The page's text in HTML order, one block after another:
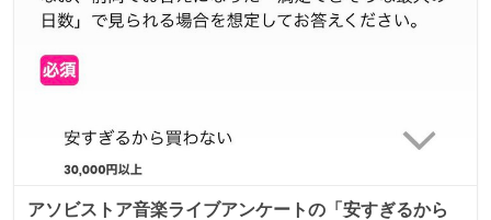
アソビストア音楽ライブアンケートの「安すぎるから